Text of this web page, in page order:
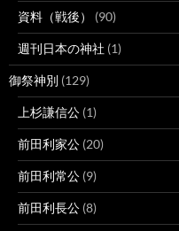
資料（戦後） (90)
週刊日本の神社 (1)
御祭神別 (129)
上杉謙信公 (1)
前田利家公 (20)
前田利常公 (9)
前田利長公 (8)